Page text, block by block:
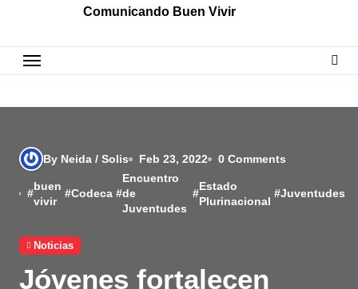
Comunicando Buen Vivir
By Neida / Solis Feb 23, 2022 0 Comments
#
buen
vivir
#Codeca #
Encuentro
de
Juventudes
#
Estado
Plurinacional
#Juventudes
Noticias
Jóvenes fortalecen